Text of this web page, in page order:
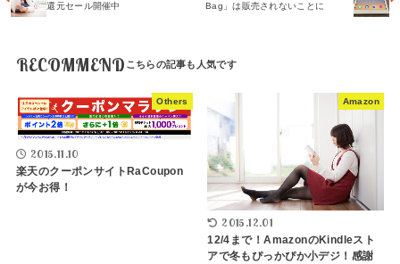
還元セール開催中
Bag」は販売されないことに
RECOMMEND
Others
2015.11.10
楽天のクーポンサイトRaCoupon
が今お得！
Amazon
2015.12.01
12/4まで！AmazonのKindleスト
アで冬もぴっかぴか小デジ！感謝